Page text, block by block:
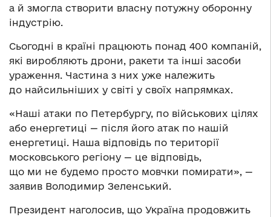
а й змогла створити власну потужну оборонну
індустрію.
Сьогодні в країні працюють понад 400 компаній,
які виробляють дрони, ракети та інші засоби
ураження. Частина з них уже належить
до найсильніших у світі у своїх напрямках.
«Наші атаки по Петербургу, по військових цілях
або енергетиці — після його атак по нашій
енергетиці. Наша відповідь по території
московського регіону — це відповідь,
що ми не будемо просто мовчки помирати», —
заявив Володимир Зеленський.
Президент наголосив, що Україна продовжить